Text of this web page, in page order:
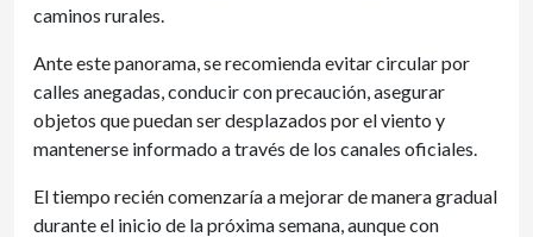
caminos rurales.
Ante este panorama, se recomienda evitar circular por
calles anegadas, conducir con precaución, asegurar
objetos que puedan ser desplazados por el viento y
mantenerse informado a través de los canales oficiales.
El tiempo recién comenzaría a mejorar de manera gradual
durante el inicio de la próxima semana, aunque con